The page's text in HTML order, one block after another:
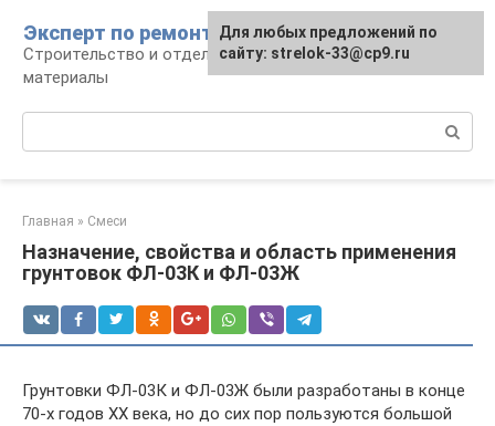
контенту
Эксперт по ремонту
Строительство и отделка: работы и
материалы
Главная » Смеси
Назначение, свойства и область применения
грунтовок ФЛ-03К и ФЛ-03Ж
Грунтовки ФЛ-03К и ФЛ-03Ж были разработаны в конце
70-х годов ХХ века, но до сих пор пользуются большой
Для любых предложений по
сайту: strelok-33@cp9.ru
Для любых предложений по
сайту: strelok-33@cp9.ru